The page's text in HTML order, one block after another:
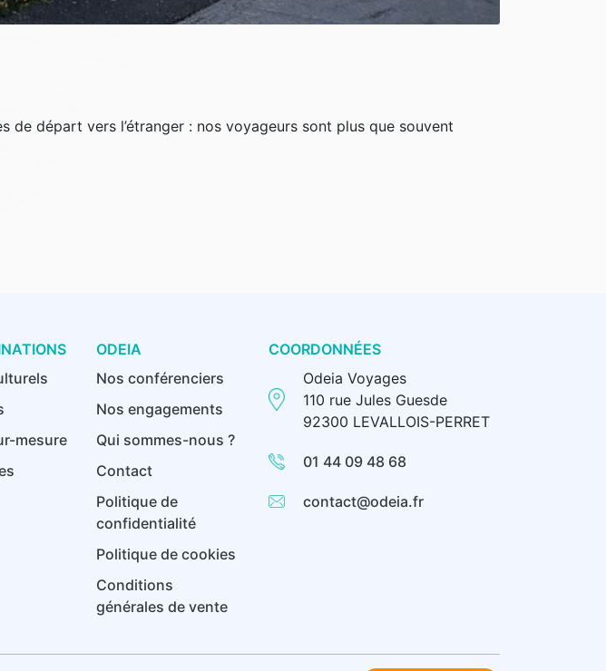
de départ vers l’étranger : nos voyageurs sont plus que souvent
mesure
ODEIA
Nos conférenciers
Nos engagements
Qui sommes-nous ?
Contact
Politique de
confidentialité
Politique de cookies
Conditions
générales de vente
COORDONNÉES
Odeia Voyages
110 rue Jules Guesde
92300 LEVALLOIS-PERRET
01 44 09 48 68
contact@odeia.fr